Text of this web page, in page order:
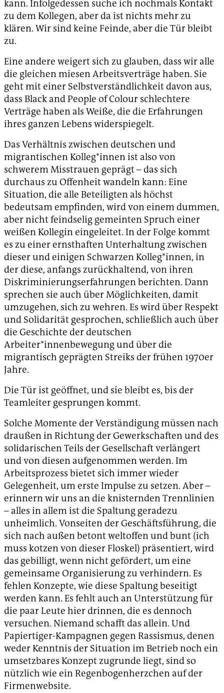
kann. Infolgedessen suche ich nochmals Kontakt
zu dem Kollegen, aber da ist nichts mehr zu
klären. Wir sind keine Feinde, aber die Tür bleibt
zu.
Eine andere weigert sich zu glauben, dass wir alle
die gleichen miesen Arbeitsverträge haben. Sie
geht mit einer Selbstverständlichkeit davon aus,
dass Black and People of Colour schlechtere
Verträge haben als Weiße, die die Erfahrungen
ihres ganzen Lebens widerspiegelt.
Das Verhältnis zwischen deutschen und
migrantischen Kolleg*innen ist also von
schwerem Misstrauen geprägt – das sich
durchaus zu Offenheit wandeln kann: Eine
Situation, die alle Beteiligten als höchst
bedeutsam empfinden, wird von einem dummen,
aber nicht feindselig gemeinten Spruch einer
weißen Kollegin eingeleitet. In der Folge kommt
es zu einer ernsthaften Unterhaltung zwischen
dieser und einigen Schwarzen Kolleg*innen, in
der diese, anfangs zurückhaltend, von ihren
Diskriminierungserfahrungen berichten. Dann
sprechen sie auch über Möglichkeiten, damit
umzugehen, sich zu wehren. Es wird über Respekt
und Solidarität gesprochen, schließlich auch über
die Geschichte der deutschen
Arbeiter*innenbewegung und über die
migrantisch geprägten Streiks der frühen 1970er
Jahre.
Die Tür ist geöffnet, und sie bleibt es, bis der
Teamleiter gesprungen kommt.
Solche Momente der Verständigung müssen nach
draußen in Richtung der Gewerkschaften und des
solidarischen Teils der Gesellschaft verlängert
und von diesen aufgenommen werden. Im
Arbeitsprozess bietet sich immer wieder
Gelegenheit, um erste Impulse zu setzen. Aber –
erinnern wir uns an die knisternden Trennlinien
– alles in allem ist die Spaltung geradezu
unheimlich. Vonseiten der Geschäftsführung, die
sich nach außen betont weltoffen und bunt (ich
muss kotzen von dieser Floskel) präsentiert, wird
das gebilligt, wenn nicht gefördert, um eine
gemeinsame Organisierung zu verhindern. Es
fehlen Konzepte, wie diese Spaltung beseitigt
werden kann. Es fehlt auch an Unterstützung für
die paar Leute hier drinnen, die es dennoch
versuchen. Niemand schafft das allein. Und
Papiertiger-Kampagnen gegen Rassismus, denen
weder Kenntnis der Situation im Betrieb noch ein
umsetzbares Konzept zugrunde liegt, sind so
nützlich wie ein Regenbogenherzchen auf der
Firmenwebsite.